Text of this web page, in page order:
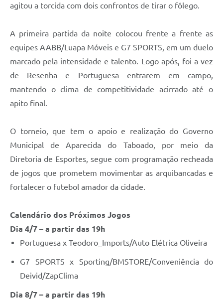
agitou a torcida com dois confrontos de tirar o fôlego.
A primeira partida da noite colocou frente a frente as
equipes AABB/Luapa Móveis e G7 SPORTS, em um duelo
marcado pela intensidade e talento. Logo após, foi a vez
de Resenha e Portuguesa entrarem em campo,
mantendo o clima de competitividade acirrado até o
apito final.
O torneio, que tem o apoio e realização do Governo
Municipal de Aparecida do Taboado, por meio da
Diretoria de Esportes, segue com programação recheada
de jogos que prometem movimentar as arquibancadas e
fortalecer o futebol amador da cidade.
Calendário dos Próximos Jogos
Dia 4/7 – a partir das 19h
Portuguesa x Teodoro_Imports/Auto Elétrica Oliveira
G7 SPORTS x Sporting/BMSTORE/Conveniência do
Deivid/ZapClima
Dia 8/7 – a partir das 19h